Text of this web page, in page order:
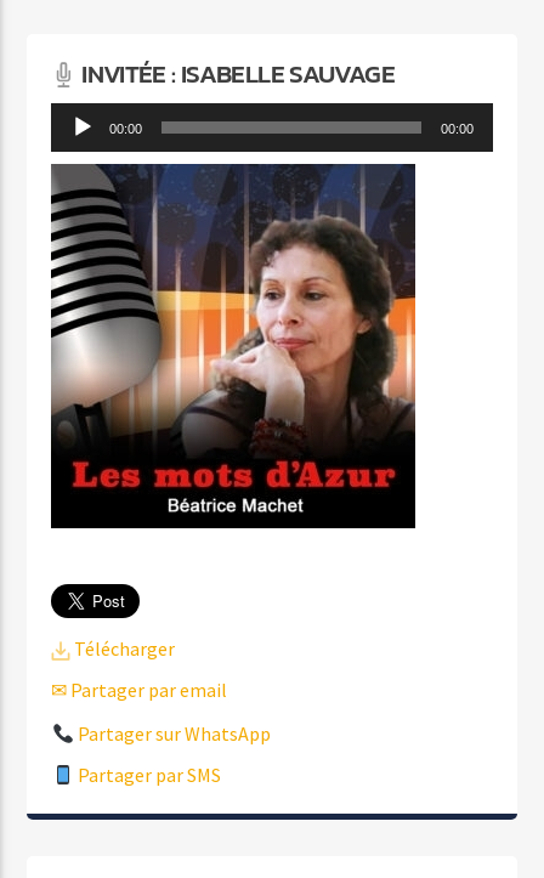
INVITÉE : ISABELLE SAUVAGE
Lecteur
audio
00:00 00:00
Télécharger
✉ Partager par email
Partager sur WhatsApp
Partager par SMS